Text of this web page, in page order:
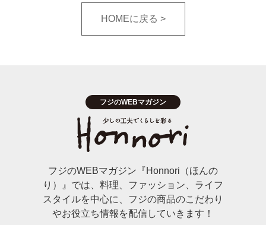
HOMEに戻る
フジのWEBマガジン『Honnori（ほんの
り）』では、料理、ファッション、ライフ
スタイルを中心に、フジの商品のこだわり
やお役立ち情報を配信していきます！